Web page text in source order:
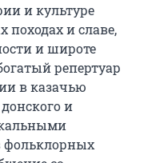
и культуре
походах и славе,
и широте
репертуар
в казачью
и
фольклорных